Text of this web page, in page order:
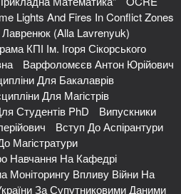
Lights And Fires In Conflict Zones
(Alla Lavrenyuk)
КПІ Ім. Ігоря Сікорського
Варфоломєєв Антон Юрійович
Для Бакалаврів
Для Магістрів
Студентів PhD
Випускники
Вступ До Аспірантури
Магістратури
Навчання На Кафедрі
Моніторингу Впливу Війни На
За Супутниковими Даними